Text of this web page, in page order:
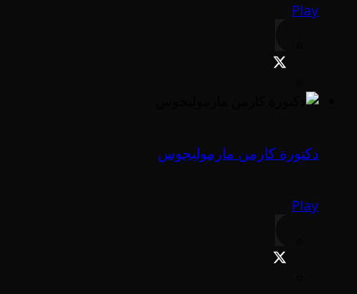
Play
دكتورة كارمن مارموليجوس
Play